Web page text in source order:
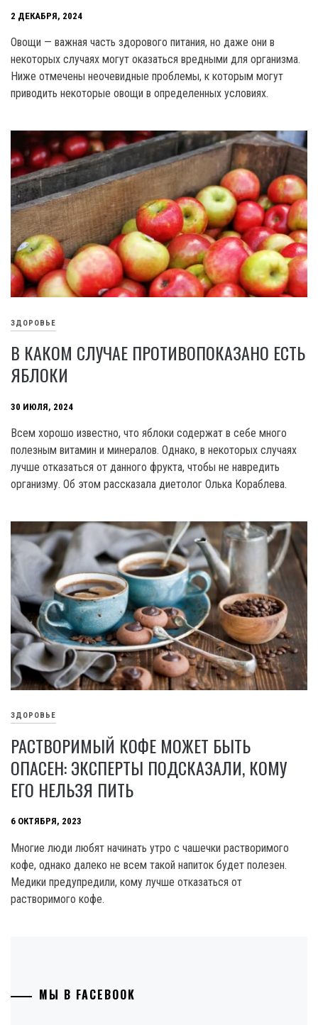
2 ДЕКАБРЯ, 2024
Овощи — важная часть здорового питания, но даже они в
некоторых случаях могут оказаться вредными для организма.
Ниже отмечены неочевидные проблемы, к которым могут
приводить некоторые овощи в определенных условиях.
ЗДОРОВЬЕ
В КАКОМ СЛУЧАЕ ПРОТИВОПОКАЗАНО ЕСТЬ
ЯБЛОКИ
30 ИЮЛЯ, 2024
Всем хорошо известно, что яблоки содержат в себе много
полезным витамин и минералов. Однако, в некоторых случаях
лучше отказаться от данного фрукта, чтобы не навредить
организму. Об этом рассказала диетолог Олька Кораблева.
ЗДОРОВЬЕ
РАСТВОРИМЫЙ КОФЕ МОЖЕТ БЫТЬ
ОПАСЕН: ЭКСПЕРТЫ ПОДСКАЗАЛИ, КОМУ
ЕГО НЕЛЬЗЯ ПИТЬ
6 ОКТЯБРЯ, 2023
Многие люди любят начинать утро с чашечки растворимого
кофе, однако далеко не всем такой напиток будет полезен.
Медики предупредили, кому лучше отказаться от
растворимого кофе.
МЫ В FACEBOOK